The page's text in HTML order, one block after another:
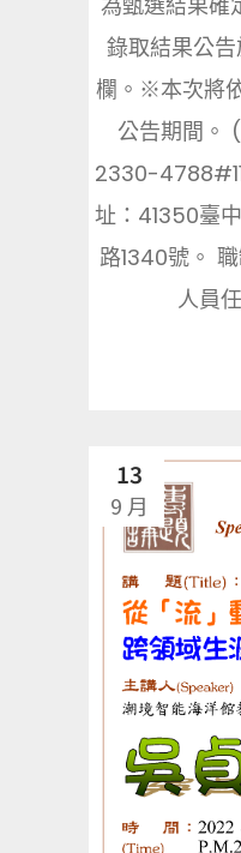
錄取結果公
欄。※本次將
公告期間。
2330-
址：41350臺
路1340號。
人員
13
9 月